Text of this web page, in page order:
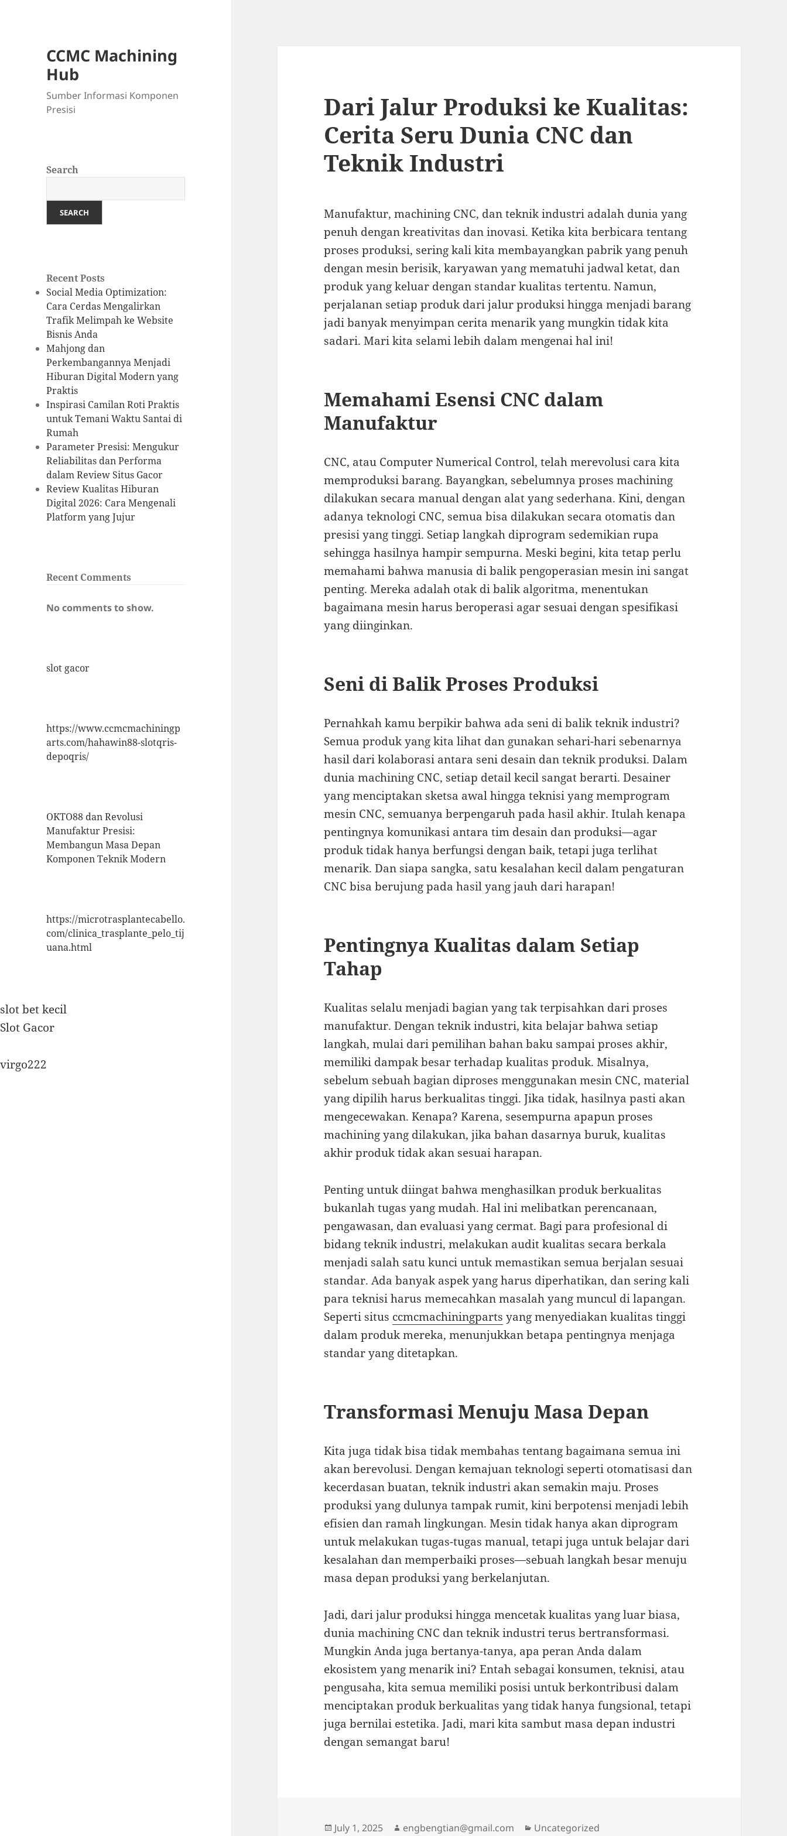
CCMC Machining
Hub
Sumber Informasi Komponen
Presisi
Search
SEARCH
Recent Posts
Social Media Optimization:
Cara Cerdas Mengalirkan
Trafik Melimpah ke Website
Bisnis Anda
Mahjong dan
Perkembangannya Menjadi
Hiburan Digital Modern yang
Praktis
Inspirasi Camilan Roti Praktis
untuk Temani Waktu Santai di
Rumah
Parameter Presisi: Mengukur
Reliabilitas dan Performa
dalam Review Situs Gacor
Review Kualitas Hiburan
Digital 2026: Cara Mengenali
Platform yang Jujur
Recent Comments
No comments to show.
slot gacor
https://www.ccmcmachiningp
arts.com/hahawin88-slotqris-
depoqris/
OKTO88 dan Revolusi
Manufaktur Presisi:
Membangun Masa Depan
Komponen Teknik Modern
https://microtrasplantecabello.
com/clinica_trasplante_pelo_tij
uana.html
slot bet kecil
Slot Gacor
virgo222
Dari Jalur Produksi ke Kualitas:
Cerita Seru Dunia CNC dan
Teknik Industri
Manufaktur, machining CNC, dan teknik industri adalah dunia yang
penuh dengan kreativitas dan inovasi. Ketika kita berbicara tentang
proses produksi, sering kali kita membayangkan pabrik yang penuh
dengan mesin berisik, karyawan yang mematuhi jadwal ketat, dan
produk yang keluar dengan standar kualitas tertentu. Namun,
perjalanan setiap produk dari jalur produksi hingga menjadi barang
jadi banyak menyimpan cerita menarik yang mungkin tidak kita
sadari. Mari kita selami lebih dalam mengenai hal ini!
Memahami Esensi CNC dalam
Manufaktur
CNC, atau Computer Numerical Control, telah merevolusi cara kita
memproduksi barang. Bayangkan, sebelumnya proses machining
dilakukan secara manual dengan alat yang sederhana. Kini, dengan
adanya teknologi CNC, semua bisa dilakukan secara otomatis dan
presisi yang tinggi. Setiap langkah diprogram sedemikian rupa
sehingga hasilnya hampir sempurna. Meski begini, kita tetap perlu
memahami bahwa manusia di balik pengoperasian mesin ini sangat
penting. Mereka adalah otak di balik algoritma, menentukan
bagaimana mesin harus beroperasi agar sesuai dengan spesifikasi
yang diinginkan.
Seni di Balik Proses Produksi
Pernahkah kamu berpikir bahwa ada seni di balik teknik industri?
Semua produk yang kita lihat dan gunakan sehari-hari sebenarnya
hasil dari kolaborasi antara seni desain dan teknik produksi. Dalam
dunia machining CNC, setiap detail kecil sangat berarti. Desainer
yang menciptakan sketsa awal hingga teknisi yang memprogram
mesin CNC, semuanya berpengaruh pada hasil akhir. Itulah kenapa
pentingnya komunikasi antara tim desain dan produksi—agar
produk tidak hanya berfungsi dengan baik, tetapi juga terlihat
menarik. Dan siapa sangka, satu kesalahan kecil dalam pengaturan
CNC bisa berujung pada hasil yang jauh dari harapan!
Pentingnya Kualitas dalam Setiap
Tahap
Kualitas selalu menjadi bagian yang tak terpisahkan dari proses
manufaktur. Dengan teknik industri, kita belajar bahwa setiap
langkah, mulai dari pemilihan bahan baku sampai proses akhir,
memiliki dampak besar terhadap kualitas produk. Misalnya,
sebelum sebuah bagian diproses menggunakan mesin CNC, material
yang dipilih harus berkualitas tinggi. Jika tidak, hasilnya pasti akan
mengecewakan. Kenapa? Karena, sesempurna apapun proses
machining yang dilakukan, jika bahan dasarnya buruk, kualitas
akhir produk tidak akan sesuai harapan.
Penting untuk diingat bahwa menghasilkan produk berkualitas
bukanlah tugas yang mudah. Hal ini melibatkan perencanaan,
pengawasan, dan evaluasi yang cermat. Bagi para profesional di
bidang teknik industri, melakukan audit kualitas secara berkala
menjadi salah satu kunci untuk memastikan semua berjalan sesuai
standar. Ada banyak aspek yang harus diperhatikan, dan sering kali
para teknisi harus memecahkan masalah yang muncul di lapangan.
Seperti situs ccmcmachiningparts yang menyediakan kualitas tinggi
dalam produk mereka, menunjukkan betapa pentingnya menjaga
standar yang ditetapkan.
Transformasi Menuju Masa Depan
Kita juga tidak bisa tidak membahas tentang bagaimana semua ini
akan berevolusi. Dengan kemajuan teknologi seperti otomatisasi dan
kecerdasan buatan, teknik industri akan semakin maju. Proses
produksi yang dulunya tampak rumit, kini berpotensi menjadi lebih
efisien dan ramah lingkungan. Mesin tidak hanya akan diprogram
untuk melakukan tugas-tugas manual, tetapi juga untuk belajar dari
kesalahan dan memperbaiki proses—sebuah langkah besar menuju
masa depan produksi yang berkelanjutan.
Jadi, dari jalur produksi hingga mencetak kualitas yang luar biasa,
dunia machining CNC dan teknik industri terus bertransformasi.
Mungkin Anda juga bertanya-tanya, apa peran Anda dalam
ekosistem yang menarik ini? Entah sebagai konsumen, teknisi, atau
pengusaha, kita semua memiliki posisi untuk berkontribusi dalam
menciptakan produk berkualitas yang tidak hanya fungsional, tetapi
juga bernilai estetika. Jadi, mari kita sambut masa depan industri
dengan semangat baru!
Posted
July 1, 2025 Author
engbengtian@gmail.com Categories
Uncategorized